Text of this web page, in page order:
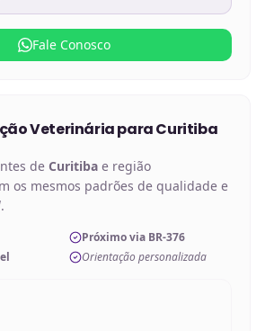
Fale Conosco
VeterináriaparaCuritiba
de Curitiba e região
os mesmos padrões de qualidade e
.
Próximo via BR-376
Orientação personalizada